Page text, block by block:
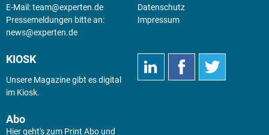
E-Mail:team@experten.de
Pressemeldungen bitte an:
news@experten.de
Datenschutz
Impressum
KIOSK
Unsere Magazine gibt es digital
im Kiosk.
Abo
Hier geht's zum Print Abo und